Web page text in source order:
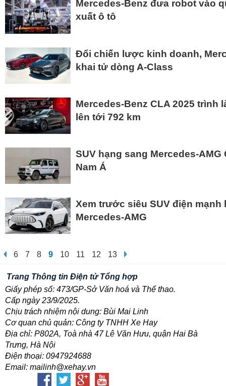
Mercedes-Benz đưa robot vào
xuất ô tô
Đổi chiến lược kinh doanh,
khai tử dòng A-Class
Mercedes-Benz CLA 2025 trình
lên tới 792 km
SUV hạng sang Mercedes-AMG
Nam Á
Xem trước siêu SUV điện mạnh
Mercedes-AMG
6 7 8 9 10 11 12 13
Trang Thông tin Điện tử Tổng hợp
Giấy phép số: 473/GP-Sở Văn hoá và Thể thao.
Cấp ngày 23/9/2025.
Chịu trách nhiệm nội dung: Bùi Mai Linh
Cơ quan chủ quản: Công ty TNHH Xe Hay
Địa chỉ: P802A, Toà nhà 47 Lê Văn Hưu, quận Hai Bà
Trưng, Hà Nội
Điện thoại: 0947924688
Email: mailinh@xehay.vn